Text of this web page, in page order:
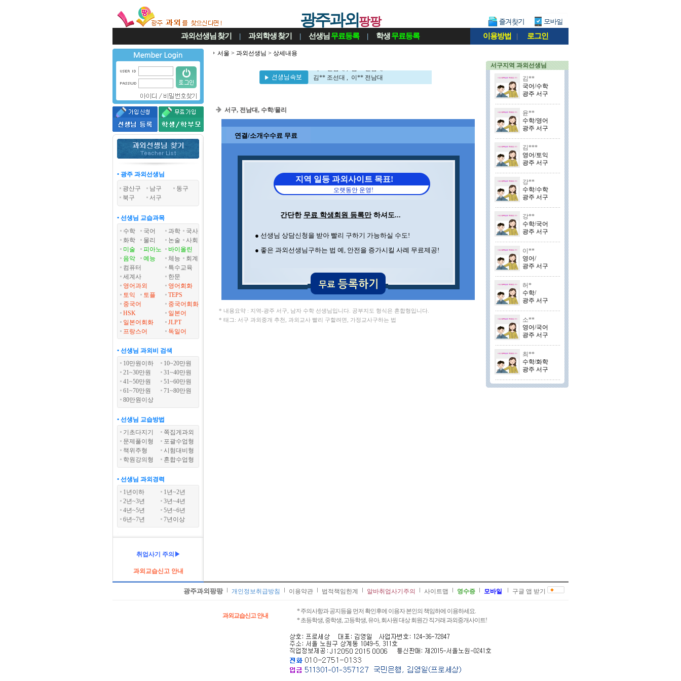
광주과외팡팡
과외선생님 찾기 | 과외학생찾기 | 선생님 무료등록 | 학생무료등록 이용방법 | 로그인
• 광주 과외선생님
광산구
남구
동구
북구
서구
• 선생님 교습과목
수학
국어 과학
국사
화학
물리 논술
사회
미술
피아노
바이올린
음악
예능 체능
회계
컴퓨터
특수교육
세계사
한문
영어과외
영어회화
토익
토플
TEPS
중국어
중국어회화
HSK
일본어
일본어회화
JLPT
프랑스어
독일어
• 선생님 과외비 검색
10만원이하
10~20만원
21~30만원
31~40만원
41~50만원
51~60만원
61~70만원
71~80만원
80만원이상
• 선생님 교습방법
기초다지기
쪽집게과외
문제풀이형
포괄수업형
책위주형
시험대비형
학원강의형
혼합수업형
• 선생님 과외경력
1년이하
1년~2년
2년~3년
3년~4년
4년~5년
5년~6년
6년~7년
7년이상
취업사기 주의▶
과외교습신고 안내
서울 > 과외선생님 > 상세내용
김** 조선대 , 이** 전남대
이** 전남대 , 김** 전남대
서구, 전남대, 수학/물리
연결/소개수수료 무료
지역 일등 과외사이트 목표!
오랫동안 운영!
간단한 무료 학생회원 등록만하셔도...
● 선생님 상담신청을 받아 빨리 구하기 가능하실 수도!
● 좋은 과외선생님구하는 법 예, 안전을 증가시킬 사례 무료제공!
* 내용요약 : 지역-광주 서구, 남자 수학 선생님입니다. 공부지도 형식은 혼합형입니다.
* 태그: 서구 과외중개 추천, 과외교사 빨리 구할려면, 가정교사구하는 법
서구지역 과외선생님
김**
국어/수학
광주 서구
윤**
수학/영어
광주 서구
김***
영어/토익
광주 서구
강**
수학/수학
광주 서구
강**
수학/국어
광주 서구
이**
영어/
광주 서구
허*
수학/
광주 서구
소**
영어/국어
광주 서구
최**
수학/화학
광주 서구
광주과외팡팡 개인정보취급방침 이용약관 법적책임한계 알바취업사기주의 사이트맵 영수증 모바일 구글 앱 받기
과외교습신고 안내
* 주의사항과 공지등을 먼저 확인후에 이용자 본인의 책임하에 이용하세요.
* 초등학생, 중학생, 고등학생, 유아, 회사원 대상 회원간 직거래 과외중개사이트!